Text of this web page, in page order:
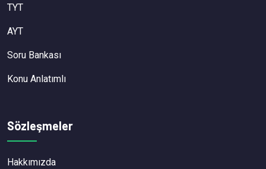
TYT
AYT
Soru Bankası
Konu Anlatımlı
Sözleşmeler
Hakkımızda